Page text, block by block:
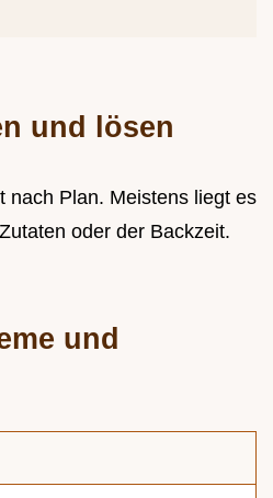
und lösen
nach Plan. Meistens liegt es
oder der Backzeit.
und